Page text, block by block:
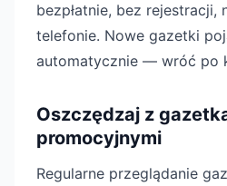
bezpłatnie, bez rejestracji,
telefonie. Nowe gazetki
automatycznie — wróć po
Oszczędzaj z
promocyjnymi
Regularne przeglądanie